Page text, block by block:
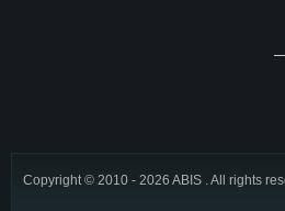
Copyright © 2010 - 2026 ABIS . All rights